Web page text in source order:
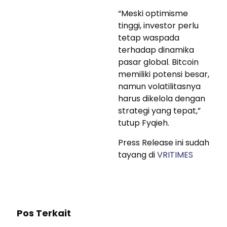
“Meski optimisme
tinggi, investor perlu
tetap waspada
terhadap dinamika
pasar global. Bitcoin
memiliki potensi besar,
namun volatilitasnya
harus dikelola dengan
strategi yang tepat,”
tutup Fyqieh.
Press Release ini sudah
tayang diVRITIMES
Pos Terkait